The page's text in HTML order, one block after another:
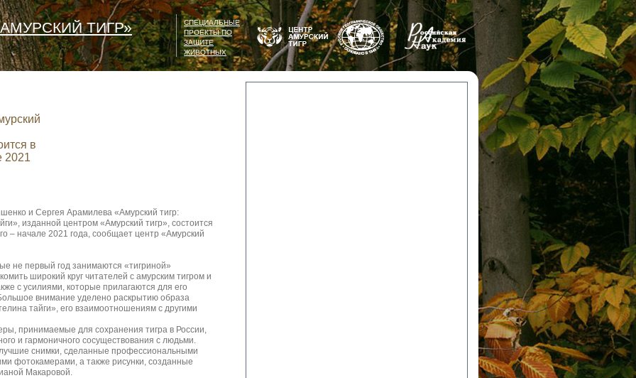
ТИГР»
СПЕЦИАЛЬНЫЕ
ПРОЕКТЫ ПО
ЗАЩИТЕ
ЖИВОТНЫХ
в
2021
и Сергея Арамилева «Амурский тигр:
изданной центром «Амурский тигр», состоится
– начале 2021 года, сообщает центр «Амурский
не первый год занимаются «тигриной»
широкий круг читателей с амурским тигром и
с усилиями, которые прилагаются для его
внимание уделено раскрытию образа
тайги», его взаимоотношениям с другими
принимаемые для сохранения тигра в России,
и гармоничного сосуществования с людьми.
снимки, сделанные профессиональными
фотокамерами, а также рисунки, созданные
Макаровой.